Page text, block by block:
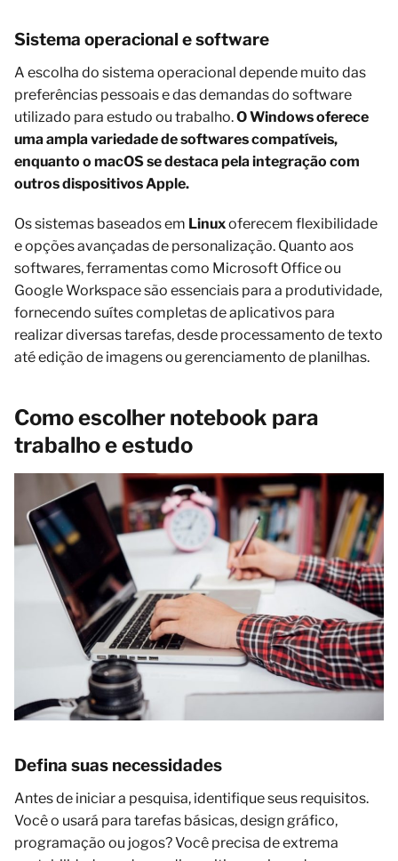
Sistema operacional e software
A escolha do sistema operacional depende muito das
preferências pessoais e das demandas do software
utilizado para estudo ou trabalho.O Windows oferece
uma ampla variedade de softwares compatíveis,
enquanto o macOS se destaca pela integração com
outros dispositivos Apple.
Os sistemas baseados em Linuxoferecem flexibilidade
e opções avançadas de personalização. Quanto aos
softwares, ferramentas como Microsoft Office ou
Google Workspace são essenciais para a produtividade,
fornecendo suítes completas de aplicativos para
realizar diversas tarefas, desde processamento de texto
até edição de imagens ou gerenciamento de planilhas.
Como escolher notebook para
trabalho e estudo
Defina suas necessidades
Antes de iniciar a pesquisa, identifique seus requisitos.
Você o usará para tarefas básicas, design gráfico,
programação ou jogos? Você precisa de extrema